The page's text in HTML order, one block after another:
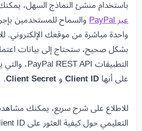
باستخدام منشئ النماذج السهل،
عبر PayPal
والسماح للمستخدمين
بشكل صحيح، ستحتاج إلى بيانات
على أنها Client ID و Client Secret
.
للاطلاع على شرح سريع، يمكنك مشاهدة